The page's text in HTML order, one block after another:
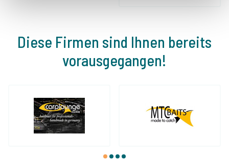
Diese Firmen sind Ihnen bereits
vorausgegangen!
1 2 3 4